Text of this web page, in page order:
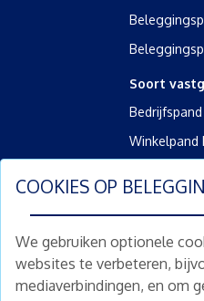
COOKIES OP
We gebruiken optionele
websites te verbeteren,
mediaverbindingen, en om
Soort
Winkelpand
Overig
Diensten